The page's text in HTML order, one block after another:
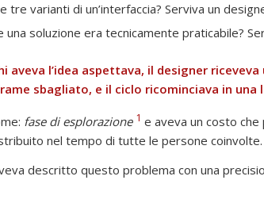
tre varianti di un’interfaccia? Serviva un
una soluzione era tecnicamente praticabile?
aveva l’idea aspettava, il designer
sbagliato, e il ciclo ricominciava in
fase di esplorazione 1 e aveva un costo
nel tempo di tutte le persone coinvolte.
descritto questo problema con una